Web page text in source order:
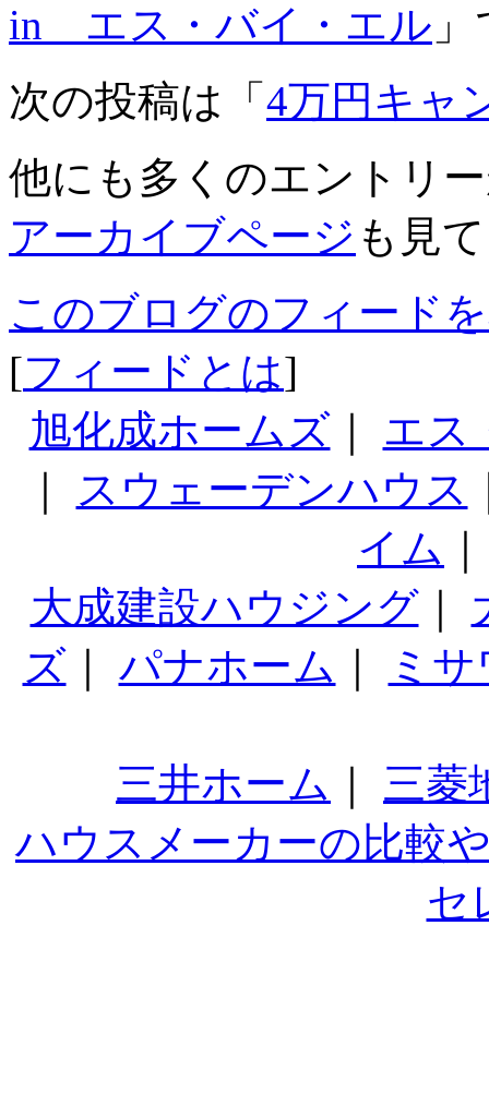
in エス・バイ・エル
次の投稿は「 4万円キャ
他にも多くのエントリ
アーカイブページ も見
このブログのフィード
[フィードとは]
旭化成ホームズ｜ エス
スウェーデンハウス
イム
大成建設ハウジング｜
ズ｜ パナホーム ミ
三井ホーム
三菱
ハウスメーカーの比較
セ